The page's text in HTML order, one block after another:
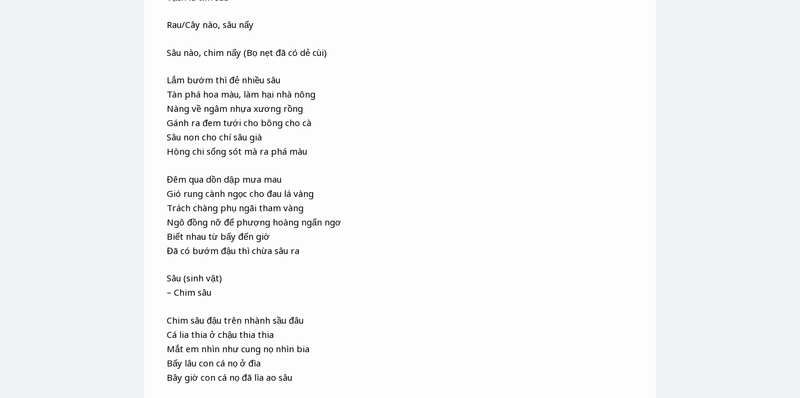
Rau/Cây nào, sâu nấy
Sâu nào, chim nấy (Bọ nẹt đã có dẻ cùi)
Lắm bướm thì đẻ nhiều sâu
Tàn phá hoa màu, làm hại nhà nông
Nàng về ngâm nhựa xương rồng
Gánh ra đem tưới cho bông cho cà
Sâu non cho chí sâu già
Hòng chi sống sót mà ra phá màu
Đêm qua dồn dập mưa mau
Gió rung cành ngọc cho đau lá vàng
Trách chàng phụ ngãi tham vàng
Ngô đồng nỡ để phượng hoàng ngẩn ngơ
Biết nhau từ bấy đến giờ
Đã có bướm đậu thì chừa sâu ra
Sâu (sinh vật)
– Chim sâu
Chim sâu đậu trên nhành sầu đâu
Cá lia thia ở chậu thia thia
Mắt em nhìn như cung nọ nhìn bia
Bấy lâu con cá nọ ở đìa
Bây giờ con cá nọ đã lìa ao sâu